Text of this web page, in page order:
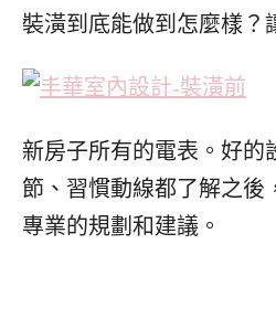
裝潢到底能做到怎麼樣？
新房子所有的電表。好的
節、習慣動線都了解之後
專業的規劃和建議。